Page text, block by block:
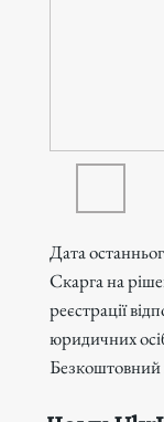
Дата
Скарга на
реєстрації
юридичних